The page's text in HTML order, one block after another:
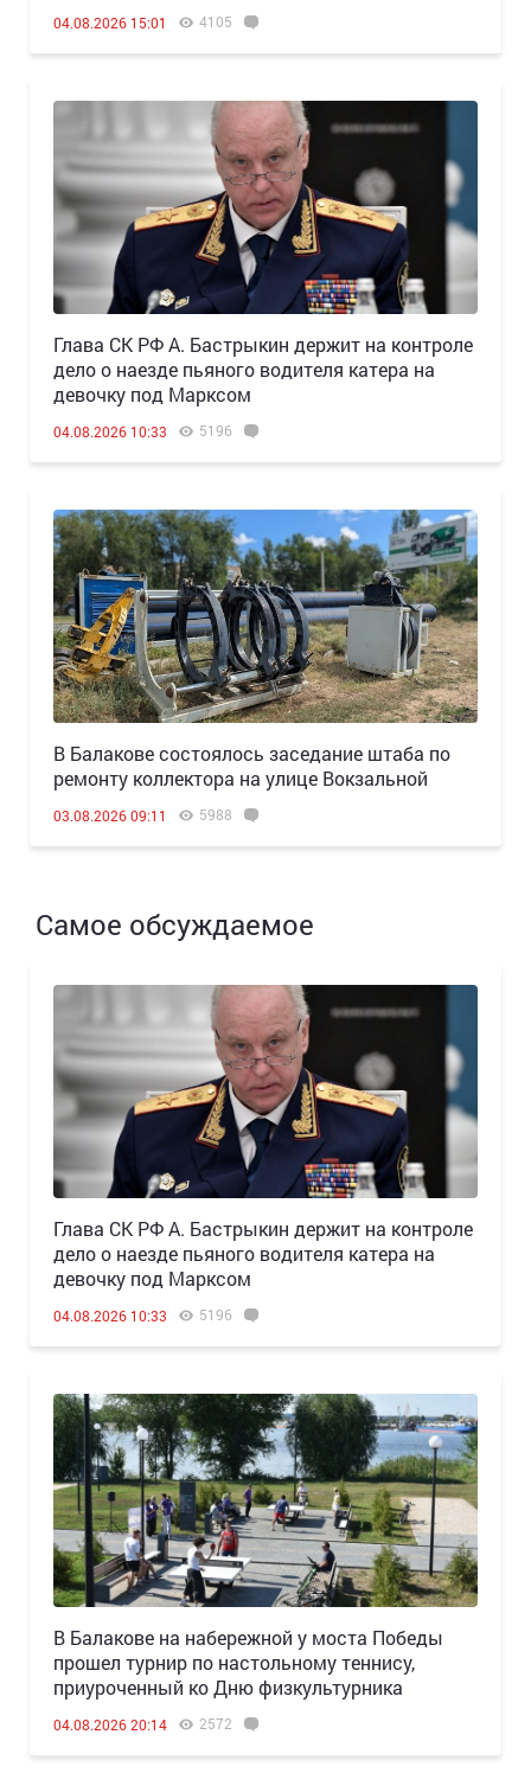
04.08.2026 15:01 4105
Глава СК РФ А. Бастрыкин держит на контроле
дело о наезде пьяного водителя катера на
девочку под Марксом
04.08.2026 10:33 5196
В Балакове состоялось заседание штаба по
ремонту коллектора на улице Вокзальной
03.08.2026 09:11 5988
Самое обсуждаемое
Глава СК РФ А. Бастрыкин держит на контроле
дело о наезде пьяного водителя катера на
девочку под Марксом
04.08.2026 10:33 5196
В Балакове на набережной у моста Победы
прошел турнир по настольному теннису,
приуроченный ко Дню физкультурника
04.08.2026 20:14 2572